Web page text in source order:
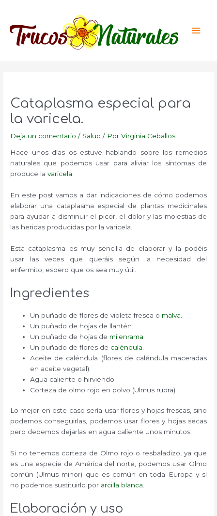
contenido
Cataplasma especial para
la varicela.
Deja un comentario / Salud / PorVirginia Ceballos
Hace unos días os estuve hablando sobre los remedios
naturales que podemos usar para aliviar los síntomas de
produce lavaricela.
En este post vamos a dar indicaciones de cómo podemos
elaborar una cataplasma especial de plantas medicinales
para ayudar a disminuir el picor, el dolor y las molestias de
las heridas producidas por la varicela.
Esta cataplasma es muy sencilla de elaborar y la podéis
usar las veces que queráis según la necesidad del
enfermito, espero que os sea muy útil.
Ingredientes
Un puñado de flores de violeta fresca o malva
Un puñado de hojas de llantén.
Un puñado de hojas de milenrama
Un puñado de flores de caléndula
Aceite de caléndula (flores de caléndula maceradas
en aceite vegetal).
Agua caliente o hirviendo.
Corteza de olmo rojo en polvo (Ulmus rubra).
Lo mejor en este caso sería usar flores y hojas frescas, sino
podemos conseguirlas, podemos usar flores y hojas secas
pero debemos dejarlas en agua caliente unos minutos.
Si no tenemos corteza de Olmo rojo o resbaladizo, ya que
es una especie de América del norte, podemos usar Olmo
común (Ulmus minor) que es común en toda Europa y si
no podemos sustituirlo por arcilla blanca
Elaboración y uso